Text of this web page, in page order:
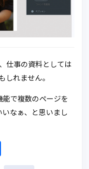
仕事の資料としては
れません。
で複数のページを
なぁ、と思いまし
有